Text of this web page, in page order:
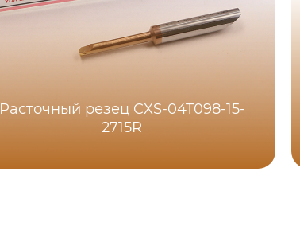
Расточный резец CXS-04T098-15-
2715R